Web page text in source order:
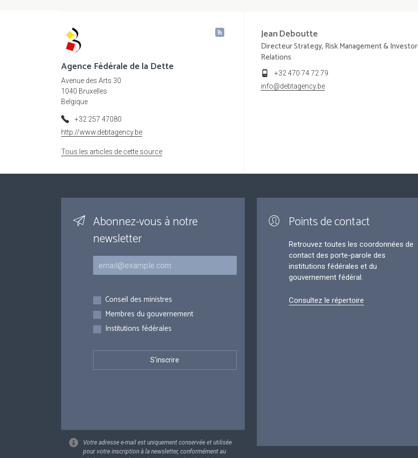
Agence Fédérale de la Dette
Avenue des Arts 30
1040 Bruxelles
Belgique
+32 257 47080
http://www.debtagency.be
Tous les articles de cette source
JeanDeboutte
Directeur Strategy, Risk Management & Investor
Relations
+32 470 74 72 79
info@debtagency.be
Abonnez-vous à notre
newsletter
Courriel
Inscriptions
Conseil des ministres
Membres du gouvernement
Institutions fédérales
Votre adresse e-mail est uniquement conservée et utilisée
pour votre inscription à la newsletter, conformément au
Points de contact
Retrouvez toutes les coordonnées de
contact des porte-parole des
institutions fédérales et du
gouvernement fédéral.
Consultez le répertoire